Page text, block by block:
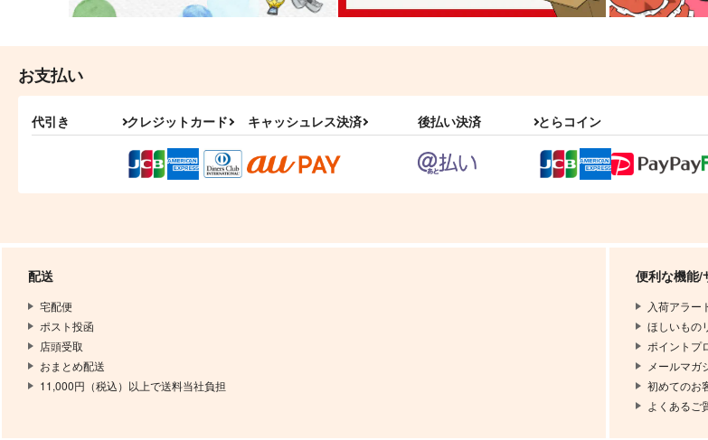
お支払い
代引き クレジットカード キャッシュレス決済 後払い決済 とらコイン
配送
宅配便
ポスト投函
店頭受取
おまとめ配送
11,000円（税込）以上で送料当社負担
便利な機能/
入荷アラー
ほしいもの
ポイントプ
メールマガ
初めてのお
よくあるご